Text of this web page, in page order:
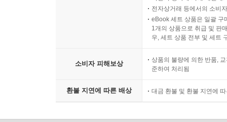
전자상거래 등에서의 소비
eBook 세트 상품은 일괄 구
1개의 상품으로 취급 및 판
우, 세트 상품 전부 및 세트
소비자 피해보상
상품의 불량에 의한 반품,
준하여 처리됨
환불 지연에 따른 배상 대금 환불 및 환불 지연에